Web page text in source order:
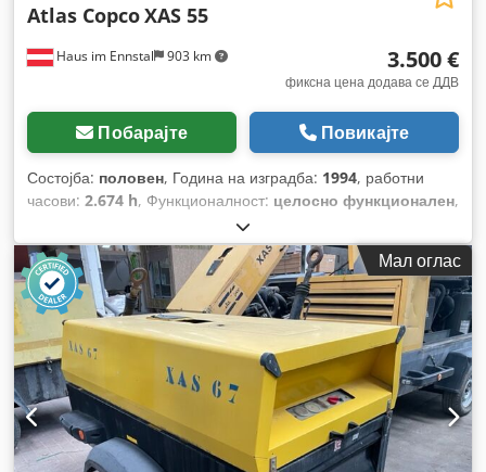
Haus im Ennstal 903 km
Atlas CopcoXAS 55
3.500 €
фиксна цена додава се ДДВ
Побарајте Повикајте
Состојба: половен, Година на изградба: 1994, работни
часови: 2.674 h, Функционалност: целосно функционален,
Мал оглас